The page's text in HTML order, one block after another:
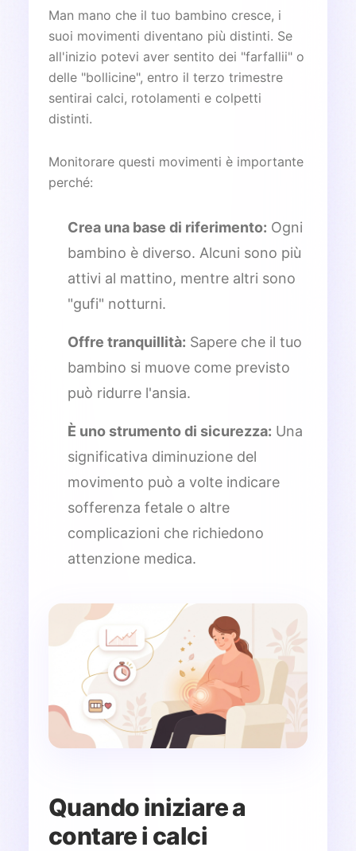
Man mano che il tuo bambino cresce, i
suoi movimenti diventano più distinti. Se
all'inizio potevi aver sentito dei "farfallii" o
delle "bollicine", entro il terzo trimestre
sentirai calci, rotolamenti e colpetti
distinti.
Monitorare questi movimenti è importante
perché:
Crea una base di riferimento: Ogni
bambino è diverso. Alcuni sono più
attivi al mattino, mentre altri sono
"gufi" notturni.
Offre tranquillità: Sapere che il tuo
bambino si muove come previsto
può ridurre l'ansia.
È uno strumento di sicurezza: Una
significativa diminuzione del
movimento può a volte indicare
sofferenza fetale o altre
complicazioni che richiedono
attenzione medica.
Quando iniziare a
contare i calci